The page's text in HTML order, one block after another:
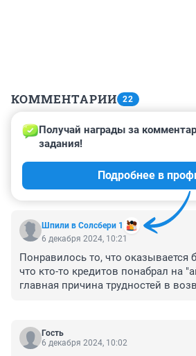
КОММЕНТАРИИ 22
Гость
8 декабря 2024, 06:09
деньги это зло и им нужно
зло будет вами управлять и в
Шпили в Солсбери 1
Получай награды за
задания!
Подробнее в
6 декабря 2024, 10:21
Понравилось то, что оказывается
что кто-то кредитов понабрал на
главная причина трудностей в
большинство кредитов (по
понты.Гость
6 декабря 2024, 10:02